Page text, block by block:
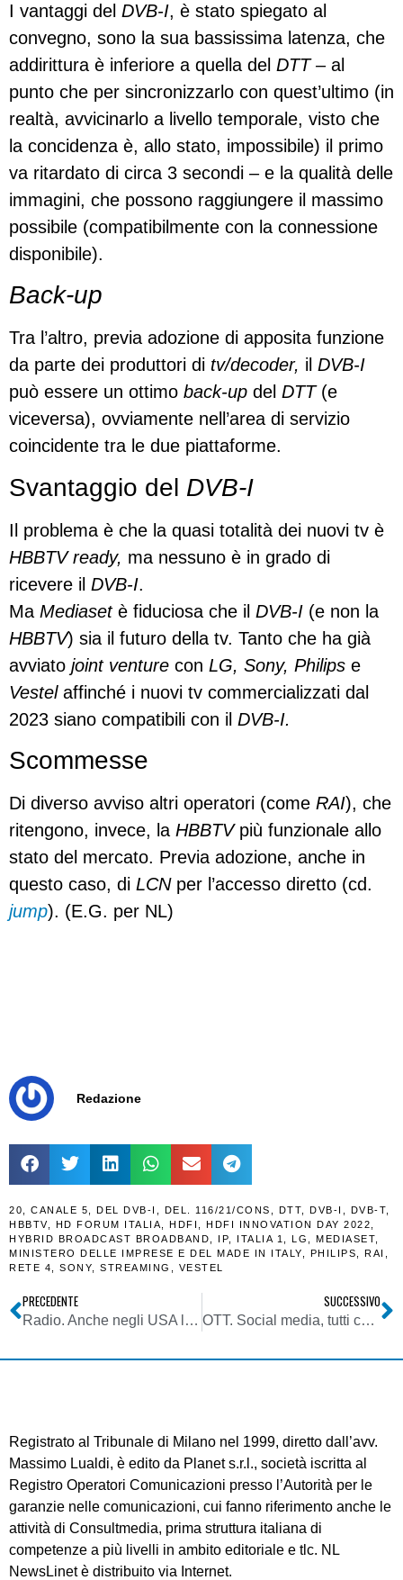
I vantaggi del DVB-I, è stato spiegato al
convegno, sono la sua bassissima latenza, che
addirittura è inferiore a quella del DTT –al
punto che per sincronizzarlo con quest’ultimo (in
realtà, avvicinarlo a livello temporale, visto che
la concidenza è, allo stato, impossibile) il primo
va ritardato di circa 3 secondi – e la qualità delle
immagini, che possono raggiungere il massimo
possibile (compatibilmente con la connessione
disponibile).
Back-up
Tra l’altro, previa adozione di apposita funzione
da parte dei produttori di tv/decoder, il DVB-I
può essere un ottimo back-up del DTT(e
viceversa), ovviamente nell’area di servizio
coincidente tra le due piattaforme.
Svantaggio del DVB-I
Il problema è che la quasi totalità dei nuovi tv è
HBBTV ready, ma nessuno è in grado di
ricevere il DVB-I.
Ma Mediasetè fiduciosa che il DVB-I (e non la
HBBTV) sia il futuro della tv. Tanto che ha già
avviato joint venture con LG, Sony, Philips e
Vestelaffinché i nuovi tv commercializzati dal
2023 siano compatibili con il DVB-I.
Scommesse
Di diverso avviso altri operatori (come RAI), che
ritengono, invece, la HBBTVpiù funzionale allo
stato del mercato. Previa adozione, anche in
questo caso, di LCNper l’accesso diretto (cd.
jump). (E.G. per NL)
Redazione
20 CANALE 5 DEL DVB-I DEL. 116/21/CONS DTT DVB-I DVB-T
HBBTV, HD FORUM ITALIA HDFI HDFI INNOVATION DAY 2022
HYBRID BROADCAST BROADBAND
IP ITALIA 1 LG MEDIASET
MINISTERO DELLE IMPRESE E DEL MADE IN ITALY
PHILIPS RAI
RETE 4
SONY STREAMING VESTEL
PRECEDENTE
Radio. Anche negli USA le case automobilistiche non montano più ricevitori in onde medie. Sulle auto elettriche sono inutili: troppi disturbi
SUCCESSIVO
OTT. Social media, tutti contro Elon Musk: ma l’imprenditore non si ferma e annuncia Twitter 2.0
Registrato al Tribunale di Milano nel 1999, diretto dall’avv.
Massimo Lualdi, è edito da Planet s.r.l., società iscritta al
Registro Operatori Comunicazioni presso l’Autorità per le
garanzie nelle comunicazioni, cui fanno riferimento anche le
attività di Consultmedia, prima struttura italiana di
competenze a più livelli in ambito editoriale e tlc. NL
NewsLinet è distribuito via Internet.